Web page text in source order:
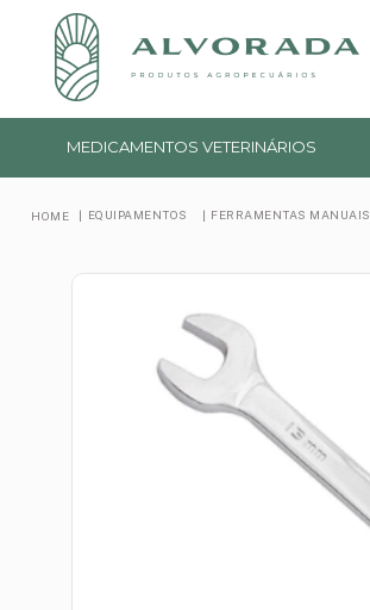
MEDICAMENTOS VETERINÁRIOS
EQUIPAMENTOS FERRAMENTAS MANUAIS